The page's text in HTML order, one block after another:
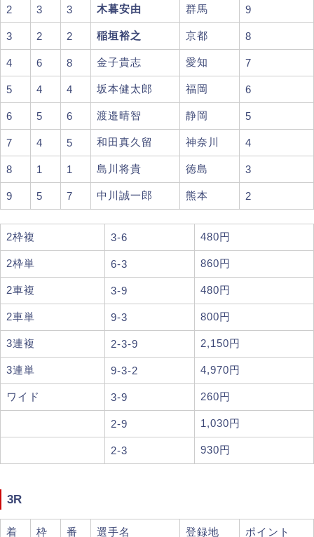
2 3 3 木暮安由 群馬 9
3 2 2 稲垣裕之 京都 8
4 6 8 金子貴志 愛知 7
5 4 4 坂本健太郎 福岡 6
6 5 6 渡邉晴智 静岡 5
7 4 5 和田真久留 神奈川 4
8 1 1 島川将貴 徳島 3
9 5 7 中川誠一郎 熊本 2
2枠複 3-6 480円
2枠単 6-3 860円
2車複 3-9 480円
2車単 9-3 800円
3連複 2-3-9 2,150円
3連単 9-3-2 4,970円
ワイド 3-9 260円
2-9 1,030円
2-3 930円
3R
着 枠 番 選手名 登録地 ポイント